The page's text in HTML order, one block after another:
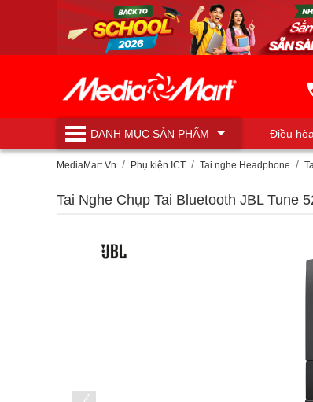
DANH MỤCSẢN PHẨM Điều hòa
Máy lọc
MediaMart.Vn Phụ kiện ICT Tai nghe Headphone
Tai Nghe Chụp Tai Bluetooth JBL Tune